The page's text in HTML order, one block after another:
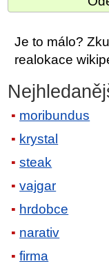
Je to málo?
realokace
moribundus
krystal
steak
vajgar
hrdobce
narativ
firma